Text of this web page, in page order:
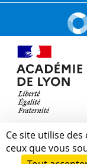
Ce site utilise
ceux que vous